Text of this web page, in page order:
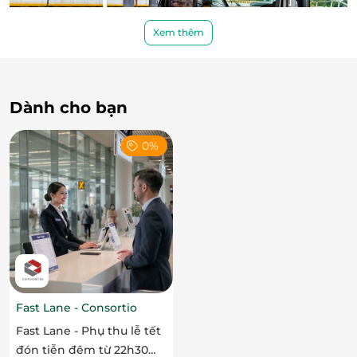
Hành trình khám phá sông Sài Gòn – Trải
nghiệm độc đáo giữa lòng thành phố
Xem thêm
Dành cho bạn
0%
Fast Lane - Consortio
Fast Lane - Phụ thu lễ tết
đón tiễn đêm từ 22h30